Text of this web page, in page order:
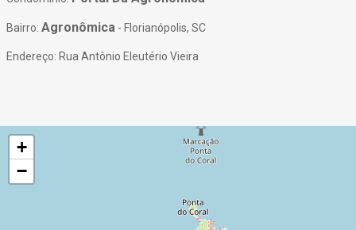
Bairro: Agronômica - Florianópolis, SC
Endereço: Rua Antônio Eleutério Vieira
+
−